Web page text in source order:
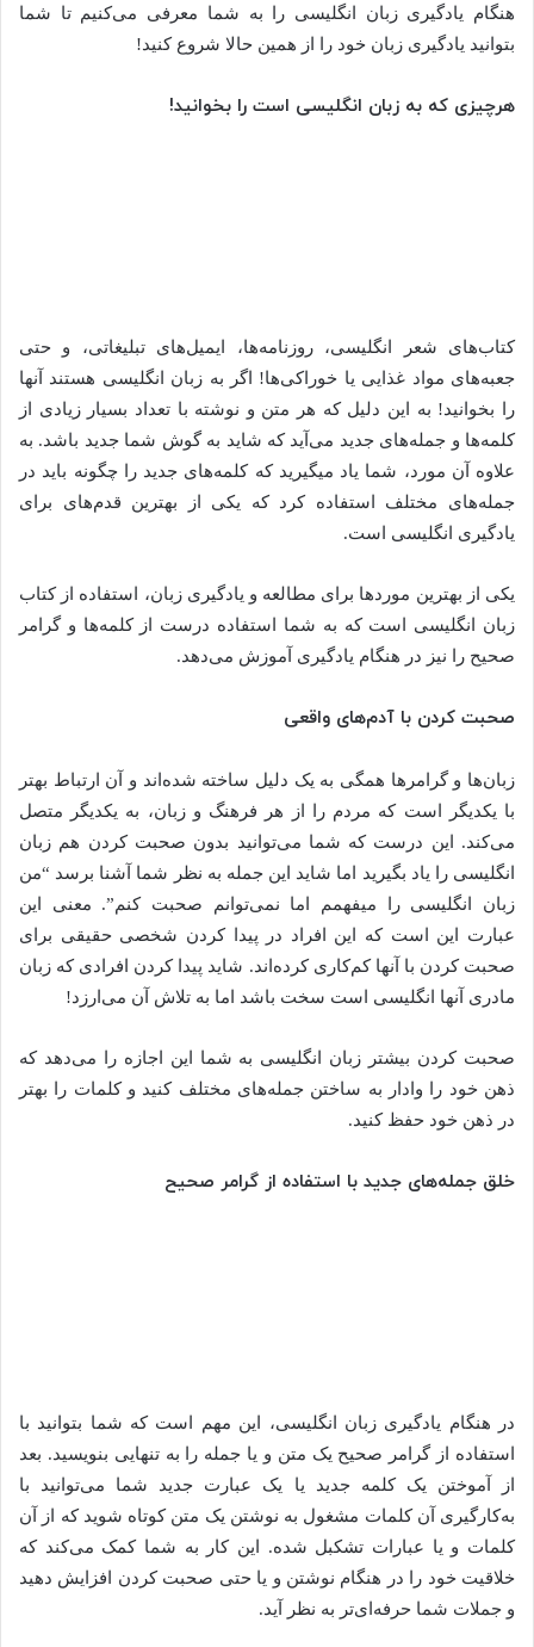
هنگام یادگیری زبان انگلیسی را به شما معرفی می‌کنیم تا شما
بتوانید یادگیری زبان خود را از همین حالا شروع کنید!
‌هرچیزی که به زبان انگلیسی است را بخوانید!
کتاب‌های شعر انگلیسی، روزنامه‌ها، ایمیل‌های تبلیغاتی، و حتی
جعبه‌های مواد غذایی یا خوراکی‌ها! اگر به زبان انگلیسی هستند آنها
را بخوانید! به این دلیل که هر متن و نوشته با تعداد بسیار زیادی از
کلمه‌ها و جمله‌های جدید می‌آید که شاید به گوش شما جدید باشد. به
علاوه آن مورد، شما یاد میگیرید که کلمه‌های جدید را چگونه باید در
جمله‌های مختلف استفاده کرد که یکی از بهترین قدم‌های برای
یادگیری انگلیسی است.
یکی از بهترین موردها برای مطالعه و یادگیری زبان، استفاده از کتاب
زبان انگلیسی است که به شما استفاده درست از کلمه‌ها و گرامر
صحیح را نیز در هنگام یادگیری آموزش می‌دهد.
صحبت کردن با آدم‌های واقعی
زبان‌ها و گرامرها همگی به یک دلیل ساخته شده‌اند و آن ارتباط بهتر
با یکدیگر است که مردم را از هر فرهنگ و زبان، به یکدیگر متصل
می‌کند. این درست که شما می‌توانید بدون صحبت کردن هم زبان
انگلیسی را یاد بگیرید اما شاید این جمله به نظر شما آشنا برسد “من
زبان انگلیسی را میفهمم اما نمی‌توانم صحبت کنم”. معنی این
عبارت این است که این افراد در پیدا کردن شخصی حقیقی برای
صحبت کردن با آنها کم‌کاری کرده‌اند. شاید پیدا کردن افرادی که زبان
مادری آنها انگلیسی است سخت باشد اما به تلاش آن می‌ارزد!
صحبت کردن بیشتر زبان انگلیسی به شما این اجازه را می‌دهد که
ذهن خود را وادار به ساختن جمله‌های مختلف کنید و کلمات را بهتر
در ذهن خود حفظ کنید.
خلق جمله‌های جدید با استفاده از گرامر صحیح
در هنگام یادگیری زبان انگلیسی، این مهم است که شما بتوانید با
استفاده از گرامر صحیح یک متن و یا جمله را به تنهایی بنویسید. بعد
از آموختن یک کلمه جدید یا یک عبارت جدید شما می‌توانید با
به‌کارگیری آن کلمات مشغول به نوشتن یک متن کوتاه شوید که از آن
کلمات و یا عبارات تشکبل شده. این کار به شما کمک می‌کند که
خلاقیت خود را در هنگام نوشتن و یا حتی صحبت کردن افزایش دهید
و جملات شما حرفه‌ای‌تر به نظر آید.